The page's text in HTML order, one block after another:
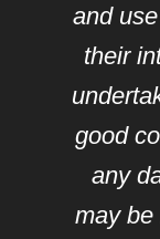
and
their
good
any
may be